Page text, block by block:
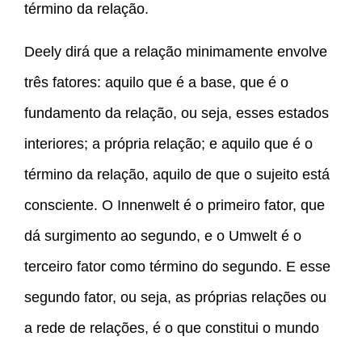
término da relação.
Deely dirá que a relação minimamente envolve
três fatores: aquilo que é a base, que é o
fundamento da relação, ou seja, esses estados
interiores; a própria relação; e aquilo que é o
término da relação, aquilo de que o sujeito está
consciente. O Innenwelt é o primeiro fator, que
dá surgimento ao segundo, e o Umwelt é o
terceiro fator como término do segundo. E esse
segundo fator, ou seja, as próprias relações ou
a rede de relações, é o que constitui o mundo